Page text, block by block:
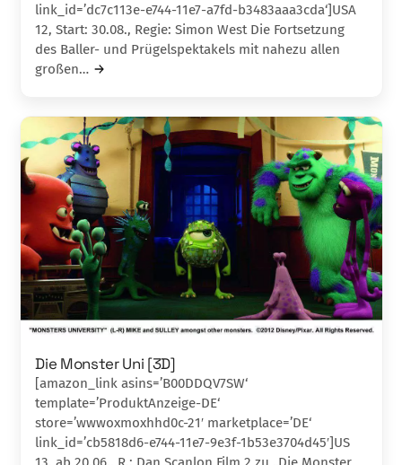
link_id=’dc7c113e-e744-11e7-a7fd-b3483aaa3cda‘]USA
12, Start: 30.08., Regie: Simon West Die Fortsetzung
des Baller- und Prügel­spektakels mit nahezu allen
großen…
Die Monster Uni [3D]
[amazon_link asins=’B00DDQV7SW‘
template=’ProduktAnzeige-DE‘
store=’wwwoxmoxhhd0c-21′ marketplace=’DE‘
link_id=’cb5818d6-e744-11e7-9e3f-1b53e3704d45′]US